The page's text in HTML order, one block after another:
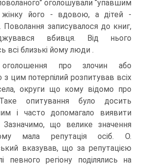
оголошували “упавшим
жінку його - вдовою, а дітей -
Поволання записувалося до книг,
вбивця. Від нього
всі близькі йому люди .
оголошення про злочин або
з цим потерпілий розпитував всіх
округи що кому відомо про
опитування було досить
і часто допомагало виявити
Зазначимо, що велике значення
мала репутація осіб. О.
вказував, що за репутацією
певного регіону поділялись на